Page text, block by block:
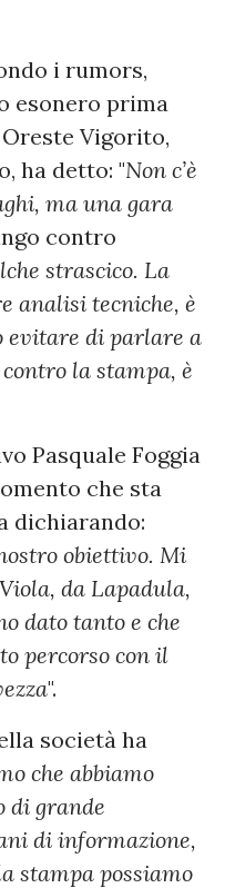
i rumors,
esonero prima
Vigorito,
ha detto: "Non c’è
ma una gara
contro
strascico. La
analisi tecniche, è
evitare di parlare a
la stampa, è
Pasquale Foggia
che sta
dichiarando:
obiettivo. Mi
da Lapadula,
dato tanto e che
percorso con il
".
società ha
che abbiamo
di grande
di informazione,
stampa possiamo